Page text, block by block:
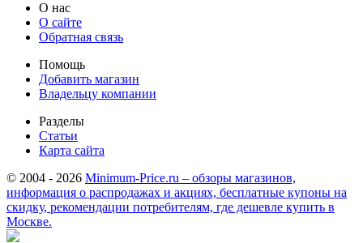
О нас
О сайте
Обратная связь
Помощь
Добавить магазин
Владельцу компании
Разделы
Статьи
Карта сайта
© 2004 - 2026 Minimum-Price.ru – обзоры магазинов,
информация о распродажах и акциях, бесплатные купоны на
скидку, рекомендации потребителям, где дешевле купить в
Москве.